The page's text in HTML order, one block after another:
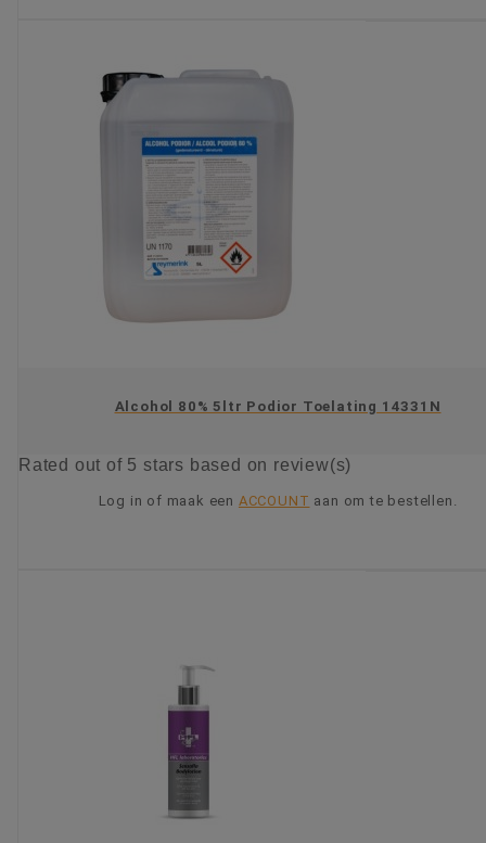
Alcohol 80% 5ltr Podior Toelating 14331N
Rated out of 5 stars based on review(s)
Log in of maak een ACCOUNT aan om te bestellen.